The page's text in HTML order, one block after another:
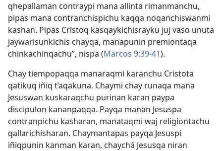
qhepallaman contraypi mana allinta rimanmanchu,
pipas mana contranchispichu kaqqa noqanchiswanmi
kashan. Pipas Cristoq kasqaykichisrayku juj vaso unuta
jaywarisunkichis chayqa, manapunin premiontaqa
chinkachinqachu”, nispa (Marcos 9:39-41).
Chay tiempopaqqa manaraqmi karanchu Cristota
qatikuq iñiq t’aqakuna. Chaymi chay runaqa mana
Jesuswan kuskaraqchu purinan karan paypa
discipulon kananpaqqa. Payqa manan Jesuspa
contranpichu kasharan, manataqmi waj religiontachu
qallarichisharan. Chaymantapas payqa Jesuspi
iñiqpunin kanman karan, chaychá Jesusqa niran